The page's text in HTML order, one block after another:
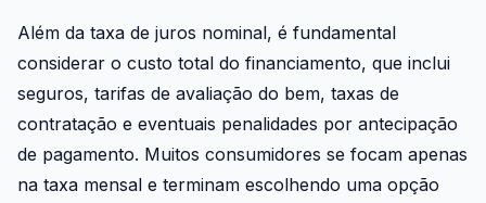
Além da taxa de juros nominal, é fundamental
considerar o custo total do financiamento, que inclui
seguros, tarifas de avaliação do bem, taxas de
contratação e eventuais penalidades por antecipação
de pagamento. Muitos consumidores se focam apenas
na taxa mensal e terminam escolhendo uma opção